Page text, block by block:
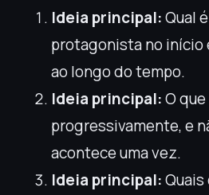
Ideia principal:Qual
protagonista no início
ao longo do tempo.
Ideia principal:O
progressivamente, e
acontece uma vez.
Ideia principal: